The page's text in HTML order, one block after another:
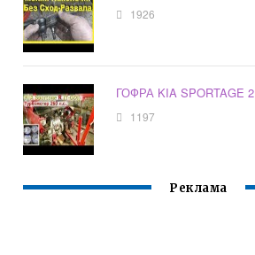
1926
ГОФРА KIA SPORTAGE 2
1197
Реклама